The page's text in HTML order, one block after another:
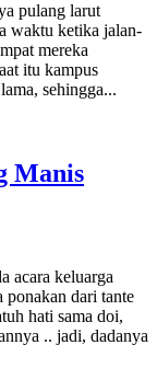
pulang larut
waktu ketika jalan-
mereka
itu kampus
sehingga...
Manis
acara keluarga
dari tante
hati sama doi,
.. jadi, dadanya